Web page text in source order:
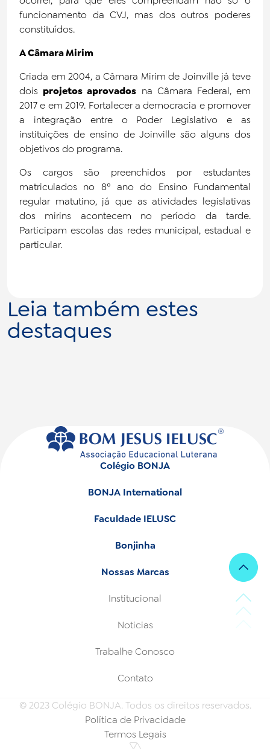
funcionamento da CVJ, mas dos outros poderes
constituídos.
A Câmara Mirim
Criada em 2004, a Câmara Mirim de Joinville já teve
dois projetos aprovados na Câmara Federal, em
2017 e em 2019. Fortalecer a democracia e promover
a integração entre o Poder Legislativo e as
instituições de ensino de Joinville são alguns dos
objetivos do programa.
Os cargos são preenchidos por estudantes
matriculados no 8º ano do Ensino Fundamental
regular matutino, já que as atividades legislativas
dos mirins acontecem no período da tarde.
Participam escolas das redes municipal, estadual e
particular.
Leia também estes
destaques
Colégio BONJA
BONJA International
Faculdade IELUSC
Bonjinha
Nossas Marcas
Institucional
Noticias
Trabalhe Conosco
Contato
© 2023 Colégio BONJA. Todos os direitos reservados.
Política de Privacidade
Termos Legais